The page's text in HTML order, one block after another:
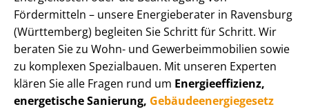
Fördermitteln – unsere Energieberater in Ravensburg
(Württemberg) begleiten Sie Schritt für Schritt. Wir
beraten Sie zu Wohn- und Ge­wer­be­im­mo­bi­li­en sowie
zu komplexen Spezialbauen. Mit unseren Experten
klären Sie alle Fragen rund um En­er­gie­ef­fi­zi­enz,
energetische Sanierung, Ge­bäu­de­en­er­gie­ge­setz